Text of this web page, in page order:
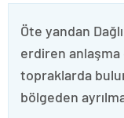
Öte yandan
erdiren anlaşma
topraklarda
bölgeden